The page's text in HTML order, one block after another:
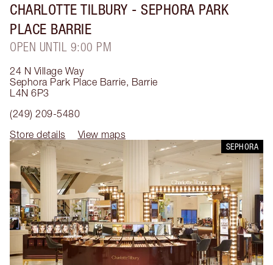
CHARLOTTE TILBURY - SEPHORA PARK
PLACE BARRIE
OPEN UNTIL 9:00 PM
24 N Village Way
Sephora Park Place Barrie, Barrie
L4N 6P3
(249) 209-5480
Store details
View maps
SEPHORA